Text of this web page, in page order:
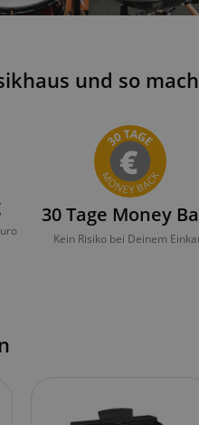
und so
30 Tage Money
Kein Risiko bei Deinem